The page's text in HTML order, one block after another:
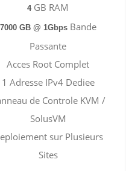
4GB RAM
7000 GB @ 1GbpsBande
Passante
Acces Root Complet
1 Adresse IPv4 Dediee
de Controle KVM /
SolusVM
sur Plusieurs
Sites